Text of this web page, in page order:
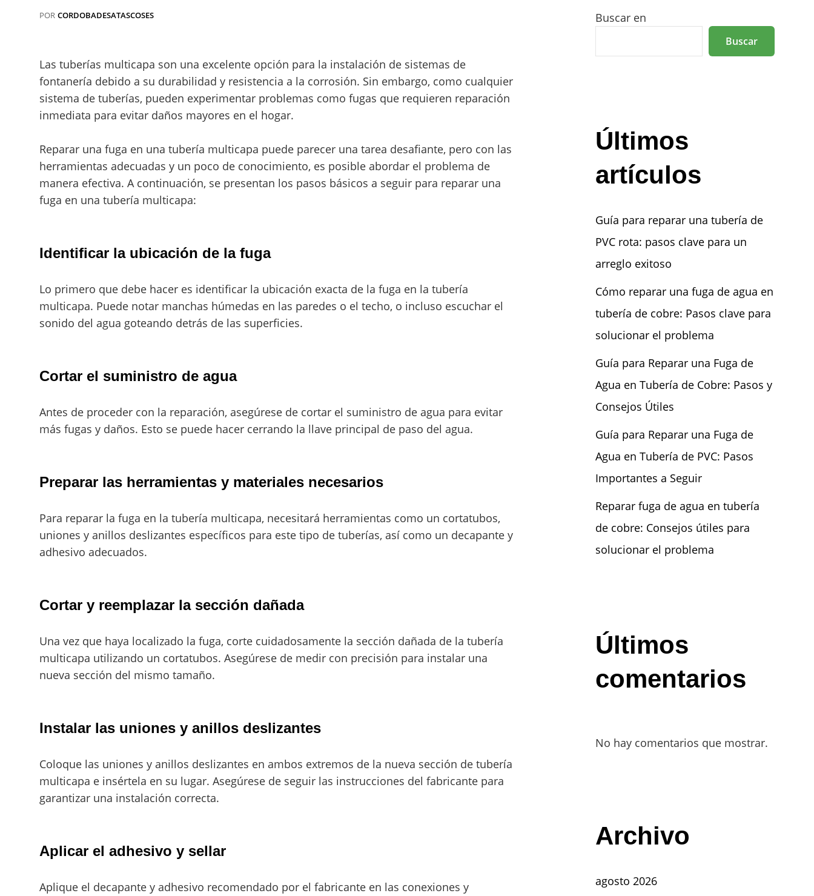
POR CORDOBADESATASCOSES
Las tuberías multicapa son una excelente opción para la instalación de sistemas de
fontanería debido a su durabilidad y resistencia a la corrosión. Sin embargo, como cualquier
sistema de tuberías, pueden experimentar problemas como fugas que requieren reparación
inmediata para evitar daños mayores en el hogar.
Reparar una fuga en una tubería multicapa puede parecer una tarea desafiante, pero con las
herramientas adecuadas y un poco de conocimiento, es posible abordar el problema de
manera efectiva. A continuación, se presentan los pasos básicos a seguir para reparar una
fuga en una tubería multicapa:
Identificar la ubicación de la fuga
Lo primero que debe hacer es identificar la ubicación exacta de la fuga en la tubería
multicapa. Puede notar manchas húmedas en las paredes o el techo, o incluso escuchar el
sonido del agua goteando detrás de las superficies.
Cortar el suministro de agua
Antes de proceder con la reparación, asegúrese de cortar el suministro de agua para evitar
más fugas y daños. Esto se puede hacer cerrando la llave principal de paso del agua.
Preparar las herramientas y materiales necesarios
Para reparar la fuga en la tubería multicapa, necesitará herramientas como un cortatubos,
uniones y anillos deslizantes específicos para este tipo de tuberías, así como un decapante y
adhesivo adecuados.
Cortar y reemplazar la sección dañada
Una vez que haya localizado la fuga, corte cuidadosamente la sección dañada de la tubería
multicapa utilizando un cortatubos. Asegúrese de medir con precisión para instalar una
nueva sección del mismo tamaño.
Instalar las uniones y anillos deslizantes
Coloque las uniones y anillos deslizantes en ambos extremos de la nueva sección de tubería
multicapa e insértela en su lugar. Asegúrese de seguir las instrucciones del fabricante para
garantizar una instalación correcta.
Aplicar el adhesivo y sellar
Aplique el decapante y adhesivo recomendado por el fabricante en las conexiones y
Buscar en
Buscar
Últimos
artículos
Guía para reparar una tubería de
PVC rota: pasos clave para un
arreglo exitoso
Cómo reparar una fuga de agua en
tubería de cobre: Pasos clave para
solucionar el problema
Guía para Reparar una Fuga de
Agua en Tubería de Cobre: Pasos y
Consejos Útiles
Guía para Reparar una Fuga de
Agua en Tubería de PVC: Pasos
Importantes a Seguir
Reparar fuga de agua en tubería
de cobre: Consejos útiles para
solucionar el problema
Últimos
comentarios
No hay comentarios que mostrar.
Archivo
agosto 2026